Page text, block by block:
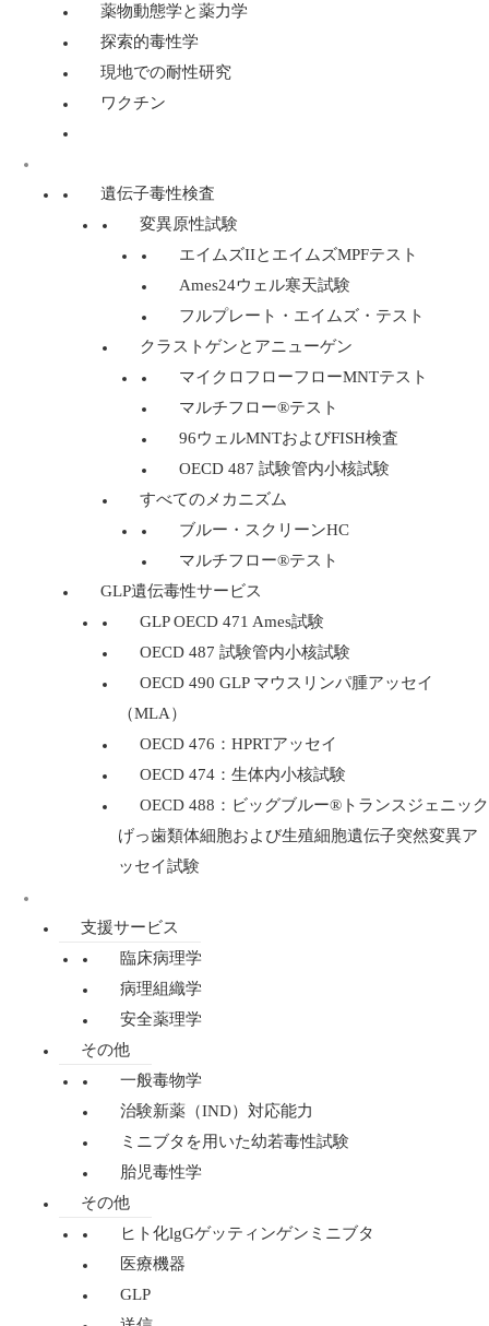
薬物動態学と薬力学
探索的毒性学
現地での耐性研究
ワクチン
遺伝子毒性検査
変異原性試験
エイムズIIとエイムズMPFテスト
Ames24ウェル寒天試験
フルプレート・エイムズ・テスト
クラストゲンとアニューゲン
マイクロフローフローMNTテスト
マルチフロー®テスト
96ウェルMNTおよびFISH検査
OECD 487 試験管内小核試験
すべてのメカニズム
ブルー・スクリーンHC
マルチフロー®テスト
GLP遺伝毒性サービス
GLP OECD 471 Ames試験
OECD 487 試験管内小核試験
OECD 490 GLP マウスリンパ腫アッセイ
（MLA）
OECD 476：HPRTアッセイ
OECD 474：生体内小核試験
OECD 488：ビッグブルー®トランスジェニック
げっ歯類体細胞および生殖細胞遺伝子突然変異ア
ッセイ試験
支援サービス
臨床病理学
病理組織学
安全薬理学
その他
一般毒物学
治験新薬（IND）対応能力
ミニブタを用いた幼若毒性試験
胎児毒性学
その他
ヒト化lgGゲッティンゲンミニブタ
医療機器
GLP